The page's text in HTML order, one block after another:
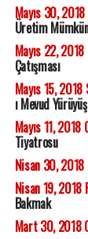
Mayıs 30,
Üretim
Mayıs 22, 2018
Çatışması
Mayıs 15, 2018
ı Mevud
Mayıs 11, 2018
Tiyatrosu
Nisan 30,
Nisan 19, 2018
Bakmak
Mart 30, 2018